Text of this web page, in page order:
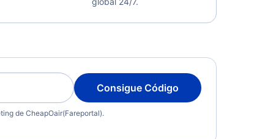
Consigue Código
de CheapOair(Fareportal).